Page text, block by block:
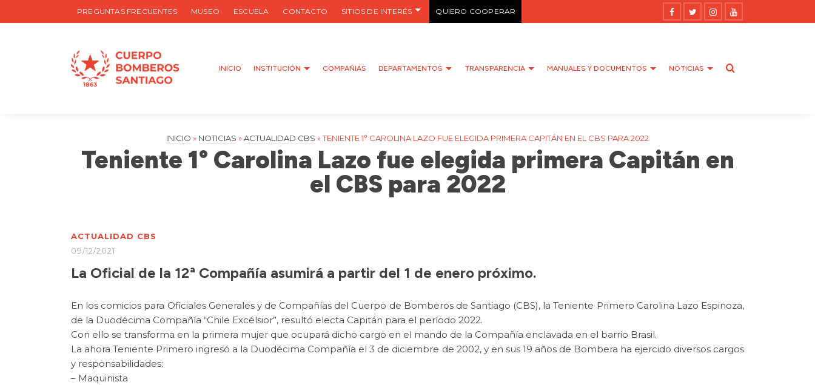
PREGUNTAS FRECUENTES MUSEO ESCUELA CONTACTO SITIOS DE INTERÉS QUIERO COOPERAR
INICIO INSTITUCIÓN COMPAÑIAS DEPARTAMENTOS TRANSPARENCIA MANUALES Y DOCUMENTOS NOTICIAS
INICIO » NOTICIAS »ACTUALIDAD CBS »TENIENTE 1° CAROLINA LAZO FUE ELEGIDA PRIMERA CAPITÁN EN EL CBS PARA 2022
Teniente 1° Carolina Lazo fue elegida primera Capitán en
el CBS para 2022
ACTUALIDAD CBS
09/12/2021
La Oficial de la 12ª Compañía asumirá a partir del 1 de enero próximo.
En los comicios para Oficiales Generales y de Compañías del Cuerpo de Bomberos de Santiago (CBS), la Teniente Primero Carolina Lazo Espinoza,
de la Duodécima Compañía “Chile Excélsior”, resultó electa Capitán para el período 2022.
Con ello se transforma en la primera mujer que ocupará dicho cargo en el mando de la Compañía enclavada en el barrio Brasil.
La ahora Teniente Primero ingresó a la Duodécima Compañía el 3 de diciembre de 2002, y en sus 19 años de Bombera ha ejercido diversos cargos
y responsabilidades:
– Maquinista